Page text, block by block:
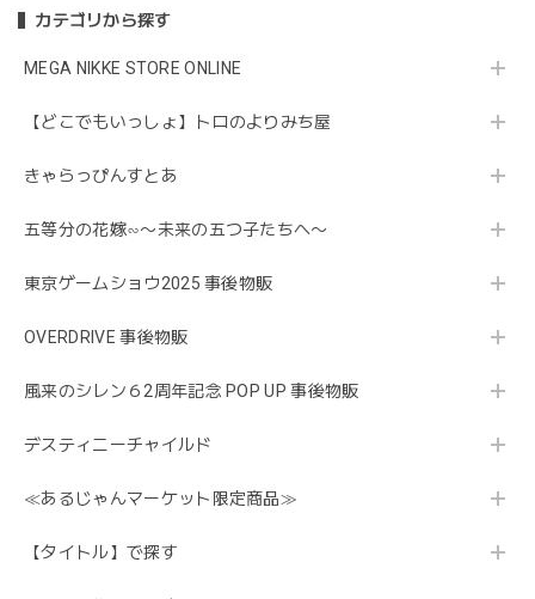
カテゴリから探す
MEGA NIKKE STORE ONLINE
【どこでもいっしょ】トロのよりみち屋
きゃらっぴんすとあ
五等分の花嫁∽〜未来の五つ子たちへ〜
東京ゲームショウ2025 事後物販
OVERDRIVE 事後物販
風来のシレン６2周年記念 POP UP 事後物販
デスティニーチャイルド
≪あるじゃんマーケット限定商品≫
【タイトル】で探す